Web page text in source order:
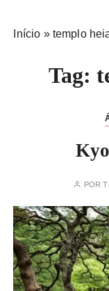
Início » templo
Tag:
POR